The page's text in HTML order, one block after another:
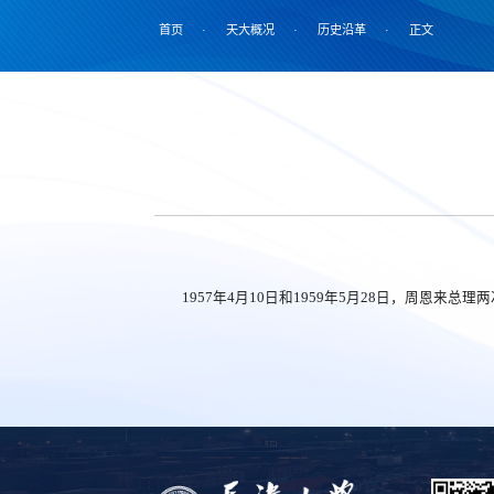
首页 · 天大概况 · 历史沿革 · 正文
1957年4月10日和1959年5月28日，周恩来总理